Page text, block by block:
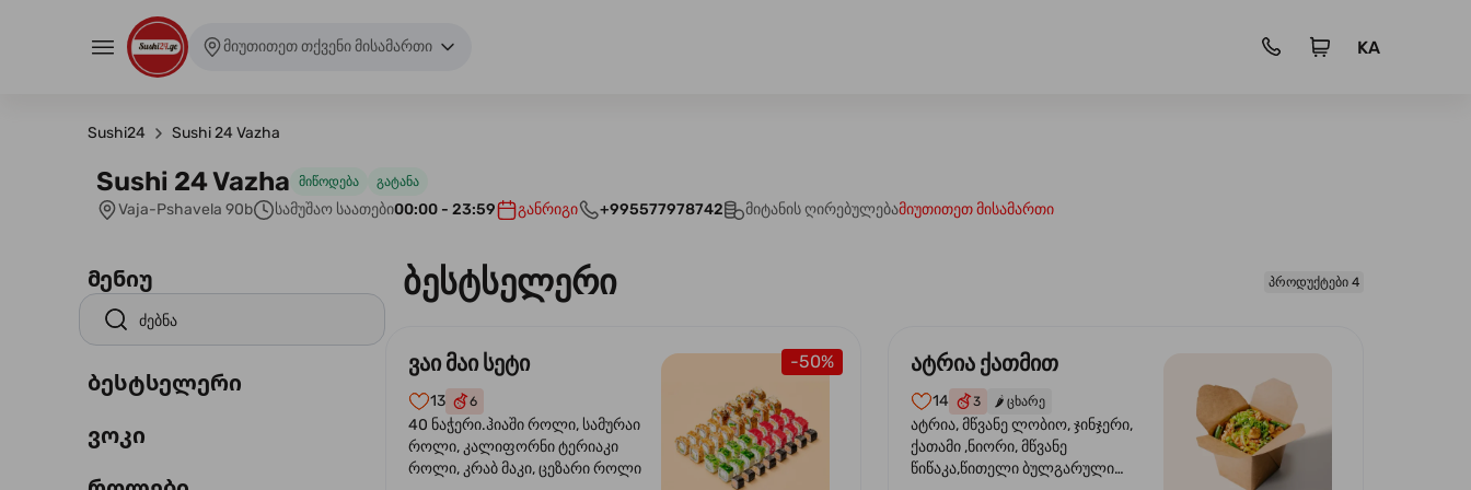
მიუთითეთ თქვენი მისამართი KA
Sushi24 Sushi 24 Vazha
Sushi 24 Vazha მიწოდება გატანა
Vaja-Pshavela 90b სამუშაო საათები00:00 - 23:59 განრიგი +995577978742 მიტანის ღირებულებამიუთითეთ მისამართი
მენიუ
ბესტსელერი
ვოკი
ბესტსელერი პროდუქტები 4
-50%
ვაი მაი სეტი
13 6
40 ნაჭერი.ჰიაში როლი, სამურაი
როლი, კალიფორნი ტერიაკი
როლი, კრაბ მაკი, ცეზარი როლი
ატრია ქათმით
14 3 🌶️ ცხარე
ატრია, მწვანე ლობიო, ჯინჯერი,
ქათამი ,ნიორი, მწვანე
წიწაკა,წითელი ბულგარული